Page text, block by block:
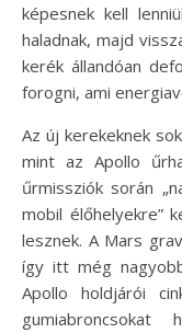
képesnek kell
haladnak, majd
kerék állandóan
forogni, ami
Az új kerekeknek
mint az Apollo
űrmissziók során
mobil élőhelyekre”
lesznek. A Mars
így itt még
Apollo holdjárói
gumiabroncsokat